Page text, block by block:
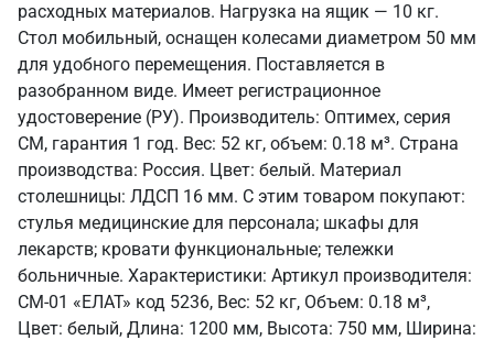
расходных материалов. Нагрузка на ящик — 10 кг.
Стол мобильный, оснащен колесами диаметром 50 мм
для удобного перемещения. Поставляется в
разобранном виде. Имеет регистрационное
удостоверение (РУ). Производитель: Оптимех, серия
СМ, гарантия 1 год. Вес: 52 кг, объем: 0.18 м³. Страна
производства: Россия. Цвет: белый. Материал
столешницы: ЛДСП 16 мм. С этим товаром покупают:
стулья медицинские для персонала; шкафы для
лекарств; кровати функциональные; тележки
больничные. Характеристики: Артикул производителя:
СМ-01 «ЕЛАТ» код 5236, Вес: 52 кг, Объем: 0.18 м³,
Цвет: белый, Длина: 1200 мм, Высота: 750 мм, Ширина: